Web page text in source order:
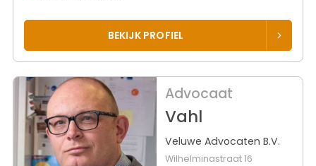
BEKIJK PROFIEL
Advocaat
Vahl
Veluwe Advocaten B.V.
Wilhelminastraat 16